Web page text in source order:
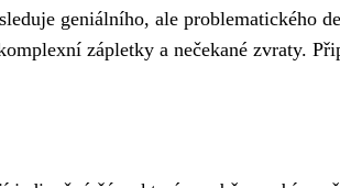
geniálního, ale problematického
zápletky a nečekané zvraty.